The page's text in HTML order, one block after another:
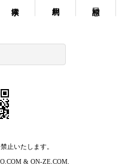
止いたします。
& ON-ZE.COM